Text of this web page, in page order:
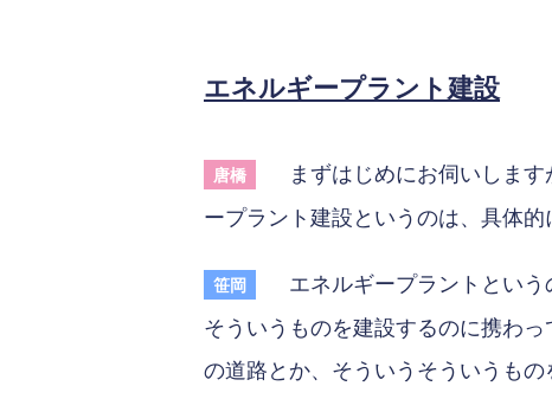
エネルギープラント建設
唐橋
まずはじめにお伺いします
ープラント建設というのは、具体
笹岡
エネルギープラントという
そういうものを建設するのに携わ
の道路とか、そういうそういうもの